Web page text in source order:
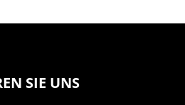
SIE UNS